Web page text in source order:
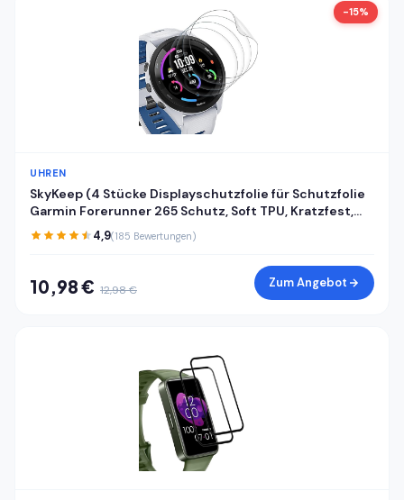
-15%
UHREN
SkyKeep (4 Stücke Displayschutzfolie für Schutzfolie
Garmin Forerunner 265 Schutz, Soft TPU, Kratzfest,
HD, Anti-Bläschen, Ultra-klar, für Displayschutz
Garmin Forerunner 265 Folie Screen Protector
4,9(185 Bewertungen)
10,98 € 12,98 € Zum Angebot